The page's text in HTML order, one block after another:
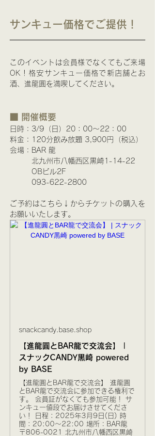
サンキュー価格でご提供！
このイベントは会員様でなくてもご来場
OK！格安サンキュー価格で新店舗とお
酒、 進龍圓を満喫してください。
■ 開催概要
日時：3/9（日）20：00～22：00
料金：120分飲み放題 3,900円（税込）
会場：BAR 龍
北九州市八幡西区黒崎1-14-22
OBビル2F
093-622-2800
ご予約はこちら↓からチケットの購入を
お願いいたします。
snackcandy.base.shop
【進龍圓とBAR龍で交流会】 |
スナックCANDY黒崎 powered
by BASE
【進龍圓とBAR龍で交流会】 進龍圓
とBAR龍で交流会に参加できる権利で
す。 会員証がなくても参加可能！ サ
ンキュー値段でお届けさせてくださ
い！ 日程：2025年3月9日(日) 時
間：20:00〜22:00 場所：BAR龍
〒806-0021 北九州市八幡西区黒崎